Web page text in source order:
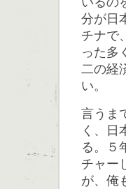
分が日
チナで
った多
二の経
い。
言うま
く、日
る。５
チャー
が、俺